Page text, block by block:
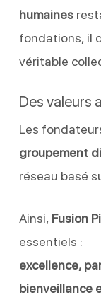
humaines
fondations, il
véritable
Des valeurs
Les
groupement
réseau basé
Ainsi, Fusion
essentiels :
excellence,
bienveillance